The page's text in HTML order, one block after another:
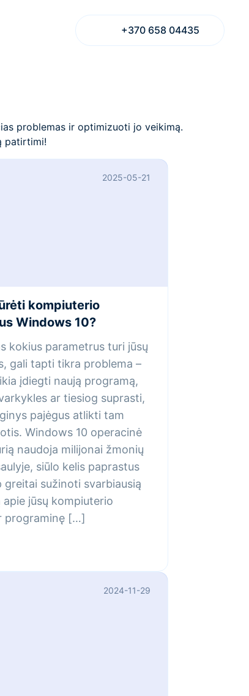
+370 658 04435
problemas ir optimizuoti jo veikimą.
patirtimi!
2025-05-21
kompiuterio
Windows 10?
kokius parametrus turi jūsų
gali tapti tikra problema –
įdiegti naują programą,
ar tiesiog suprasti,
pajėgus atlikti tam
Windows 10 operacinė
naudoja milijonai žmonių
siūlo kelis paprastus
greitai sužinoti svarbiausią
jūsų kompiuterio
programinę […]
2024-11-29